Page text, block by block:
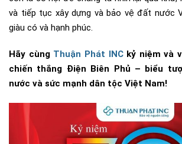
và tiếp tục xây dựng và bảo vệ đất nước
giàu có và hạnh phúc.
Hãy cùng Thuận Phát INCkỷ niệm và
chiến thắng Điện Biên Phủ – biểu
nước và sức mạnh dân tộc Việt Nam!